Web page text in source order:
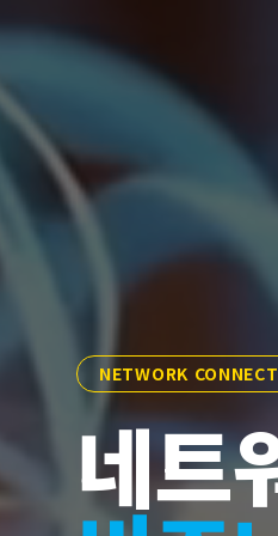
GLOBAL NETWORK
세계